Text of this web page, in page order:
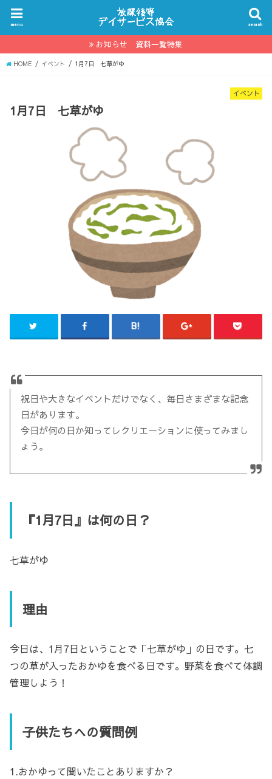
search
menu
お知らせ 資料一覧特集
HOME イベント 1月7日 七草がゆ
イベント
1月7日 七草がゆ
祝日や大きなイベントだけでなく、毎日さまざまな記念
日があります。
今日が何の日か知ってレクリエーションに使ってみまし
ょう。
『1月7日』は何の日？
七草がゆ
理由
今日は、1月7日ということで「七草がゆ」の日です。七
つの草が入ったおかゆを食べる日です。野菜を食べて体調
管理しよう！
子供たちへの質問例
1.おかゆって聞いたことありますか？